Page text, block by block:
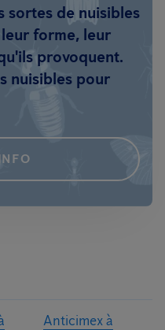
sortes de nuisibles
forme, leur
provoquent.
nuisibles pour
Anticimex à